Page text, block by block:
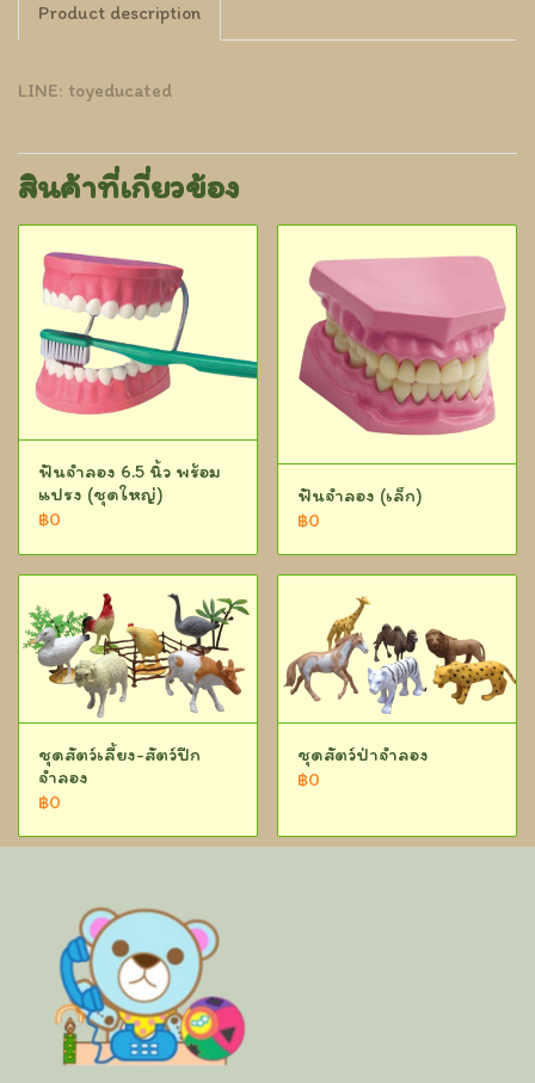
Product description
LINE: toyeducated
สินค้าที่เกี่ยวข้อง
ฟันจำลอง 6.5 นิ้ว พร้อม
แปรง (ชุดใหญ่)
฿0
ฟันจำลอง (เล็ก)
฿0
ชุดสัตว์เลี้ยง-สัตว์ปีก
จำลอง
฿0
ชุดสัตว์ป่าจำลอง
฿0